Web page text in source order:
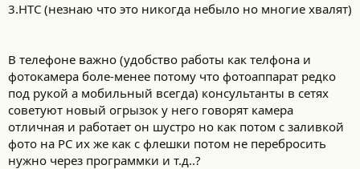
3.HTC (незнаю что это никогда небыло но многие хвалят)
В телефоне важно (удобство работы как телфона и
фотокамера боле-менее потому что фотоаппарат редко
под рукой а мобильный всегда) консультанты в сетях
советуют новый огрызок у него говорят камера
отличная и работает он шустро но как потом с заливкой
фото на РС их же как с флешки потом не перебросить
нужно через программки и т.д..?